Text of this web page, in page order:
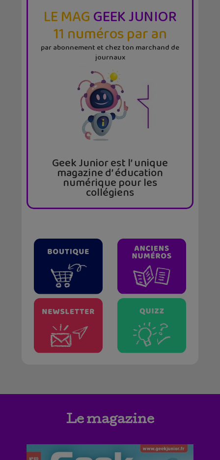
LE MAGGEEK JUNIOR
11 numéros par an
par abonnement et chez ton marchand de
journaux
Geek Junior est l’ unique
magazine d’ éducation
numérique pour les
collégiens
Le magazine